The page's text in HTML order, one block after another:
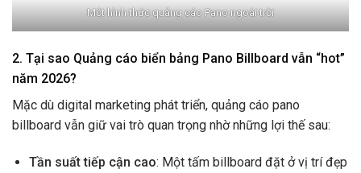
Một hình thức quảng cáo Pano ngoài trời
2. Tại sao Quảng cáo biển bảng Pano Billboard vẫn “hot”
năm 2026?
Mặc dù digital marketing phát triển, quảng cáo pano
billboard vẫn giữ vai trò quan trọng nhờ những lợi thế sau:
Tần suất tiếp cận cao: Một tấm billboard đặt ở vị trí đẹp